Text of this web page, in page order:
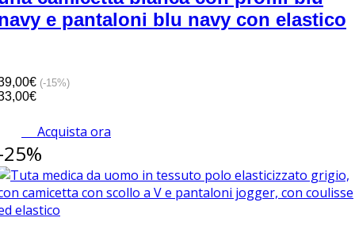
e pantaloni blu navy con elastico
(-15%)
Acquista ora